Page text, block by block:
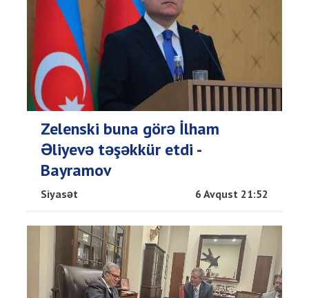
Zelenski buna görə İlham
Əliyevə təşəkkür etdi -
Bayramov
Siyasət 6 Avqust 21:52